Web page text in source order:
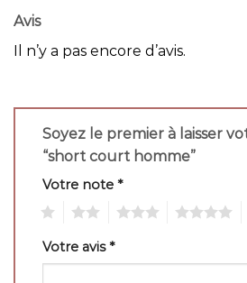
Avis
Il n’y a pas encore d’avis.
Soyez le premier à laisser
“short court homme”
Votre note *
Votre avis*